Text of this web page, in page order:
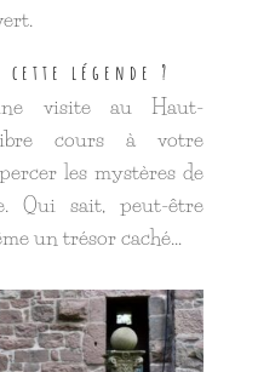
cette légende ?
visite au Haut-
libre cours à votre
les mystères de
Qui sait, peut-être
un trésor caché…